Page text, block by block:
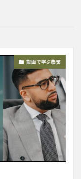
動画で学ぶ農業